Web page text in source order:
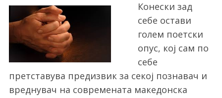
Конески зад
себе остави
голем поетски
опус, кој сам по
себе
претставува предизвик за секој познавач и
вреднувач на современата македонска